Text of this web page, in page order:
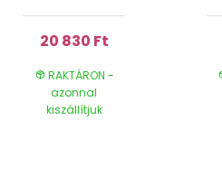
20 830 Ft
RAKTÁRON -
azonnal
kiszállítjuk